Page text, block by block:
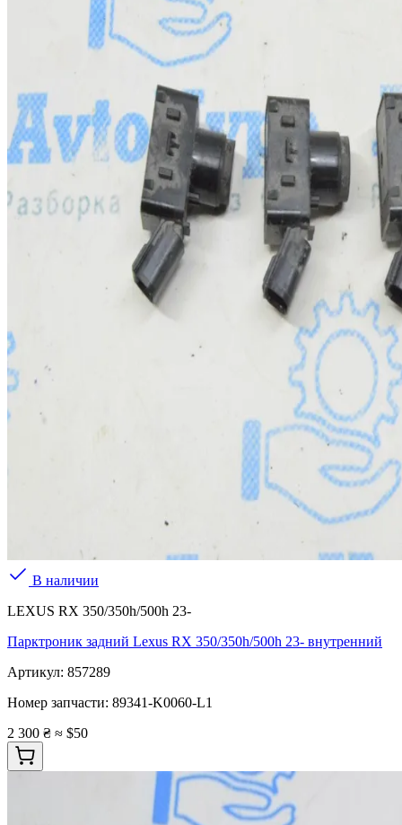
В наличии
LEXUS RX 350/350h/500h 23-
Парктроник задний Lexus RX 350/350h/500h 23- внутренний
Артикул: 857289
Номер запчасти: 89341-K0060-L1
2 300 ₴ ≈ $50